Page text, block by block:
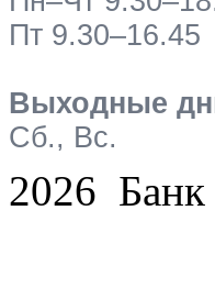
Пт 9.30–16.45
Выходные
Сб., Вс.
2026